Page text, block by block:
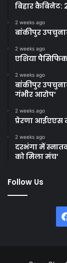
बिहार कैबिनेट:
2 weeks ago
बांकीपुर
2 weeks ago
एशिया
2 weeks ago
बांकीपुर
गंभीर आरोप’
2 weeks ago
प्रेरणा आईएएस
2 weeks ago
दरभंगा में
को मिला मंच’
Follow Us